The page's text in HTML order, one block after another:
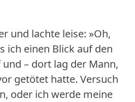
und lachte leise: »Oh,
ich einen Blick auf den
– dort lag der Mann,
getötet hatte. Versuch
oder ich werde meine